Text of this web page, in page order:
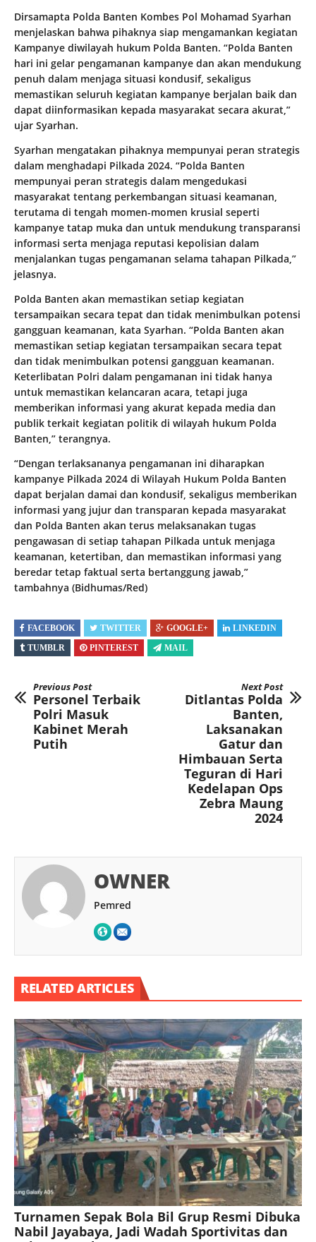
Dirsamapta Polda Banten Kombes Pol Mohamad Syarhan
menjelaskan bahwa pihaknya siap mengamankan kegiatan
Kampanye diwilayah hukum Polda Banten. “Polda Banten
hari ini gelar pengamanan kampanye dan akan mendukung
penuh dalam menjaga situasi kondusif, sekaligus
memastikan seluruh kegiatan kampanye berjalan baik dan
dapat diinformasikan kepada masyarakat secara akurat,”
ujar Syarhan.
Syarhan mengatakan pihaknya mempunyai peran strategis
dalam menghadapi Pilkada 2024. “Polda Banten
mempunyai peran strategis dalam mengedukasi
masyarakat tentang perkembangan situasi keamanan,
terutama di tengah momen-momen krusial seperti
kampanye tatap muka dan untuk mendukung transparansi
informasi serta menjaga reputasi kepolisian dalam
menjalankan tugas pengamanan selama tahapan Pilkada,”
jelasnya.
Polda Banten akan memastikan setiap kegiatan
tersampaikan secara tepat dan tidak menimbulkan potensi
gangguan keamanan, kata Syarhan. “Polda Banten akan
memastikan setiap kegiatan tersampaikan secara tepat
dan tidak menimbulkan potensi gangguan keamanan.
Keterlibatan Polri dalam pengamanan ini tidak hanya
untuk memastikan kelancaran acara, tetapi juga
memberikan informasi yang akurat kepada media dan
publik terkait kegiatan politik di wilayah hukum Polda
Banten,” terangnya.
“Dengan terlaksananya pengamanan ini diharapkan
kampanye Pilkada 2024 di Wilayah Hukum Polda Banten
dapat berjalan damai dan kondusif, sekaligus memberikan
informasi yang jujur dan transparan kepada masyarakat
dan Polda Banten akan terus melaksanakan tugas
pengawasan di setiap tahapan Pilkada untuk menjaga
keamanan, ketertiban, dan memastikan informasi yang
beredar tetap faktual serta bertanggung jawab,”
tambahnya (Bidhumas/Red)
FACEBOOK TWITTER GOOGLE+
LINKEDIN
TUMBLR
PINTEREST MAIL
Previous Post
Personel Terbaik
Polri Masuk
Kabinet Merah
Putih
Next Post
Ditlantas Polda
Banten,
Laksanakan
Gatur dan
Himbauan Serta
Teguran di Hari
Kedelapan Ops
Zebra Maung
2024
OWNER
Pemred
RELATED ARTICLES
Turnamen Sepak Bola Bil Grup Resmi Dibuka
Nabil Jayabaya, Jadi Wadah Sportivitas dan